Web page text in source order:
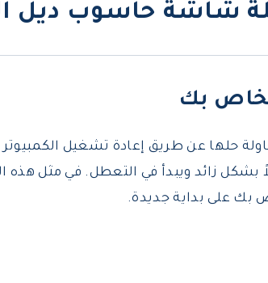
شاشة حاسوب ديل
حلها عن طريق إعادة تشغيل
زائد ويبدأ في التعطل. في مثل هذه
بك على بداية جديدة.